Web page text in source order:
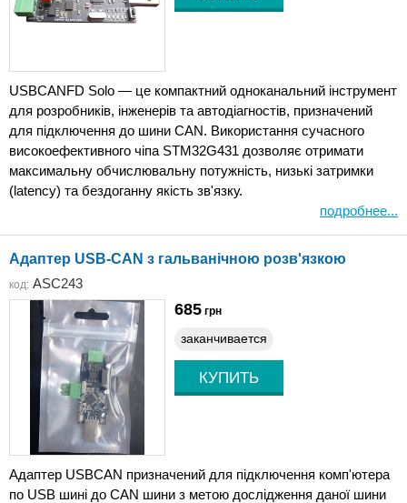
USBCANFD Solo — це компактний одноканальний інструмент
для розробників, інженерів та автодіагностів, призначений
для підключення до шини CAN. Використання сучасного
високоефективного чіпа STM32G431 дозволяє отримати
максимальну обчислювальну потужність, низькі затримки
(latency) та бездоганну якість зв'язку.
подробнее...
Адаптер USB-CAN з гальванічною розв'язкою
код: ASC243
685 грн
заканчивается
Адаптер USBCAN призначений для підключення комп'ютера
по USB шині до СAN шини з метою дослідження даної шини